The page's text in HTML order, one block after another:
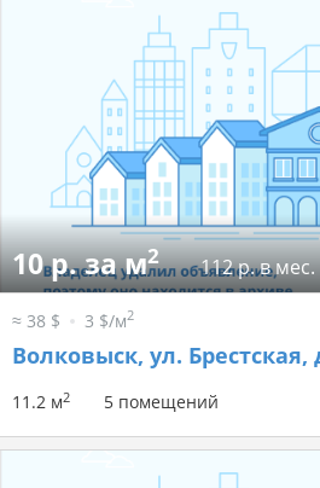
10 р. за м2 112 р. в мес.
≈ 38 $ 3 $/м2
Волковыск, ул. Брестская,
11.2 м2 5 помещений